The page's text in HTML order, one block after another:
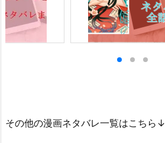
その他の漫画ネタバレ一覧はこちら↓